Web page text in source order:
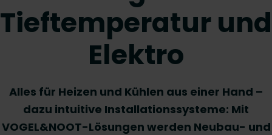
Tieftemperatur und
Elektro
Alles für Heizen und Kühlen aus einer Hand –
dazu intuitive Installationssysteme: Mit
VOGEL&NOOT-Lösungen werden Neubau- und